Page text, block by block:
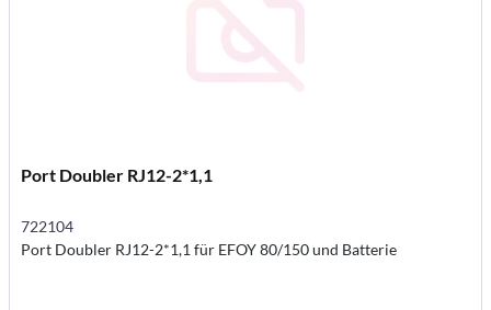
Port Doubler RJ12-2*1,1
722104
Port Doubler RJ12-2*1,1 für EFOY 80/150 und Batterie